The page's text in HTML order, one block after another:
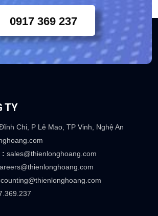
viên tư vấn khách
hàng 24/7
TY